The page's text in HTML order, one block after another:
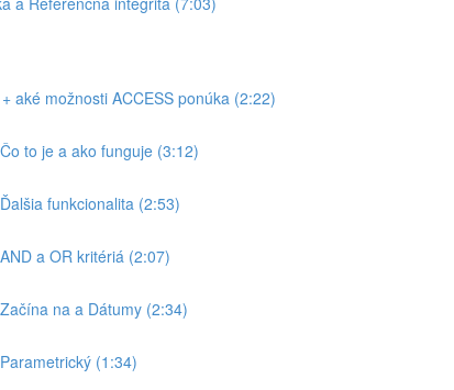
aké možnosti ACCESS ponúka (2:22)
to je a ako funguje (3:12)
funkcionalita (2:53)
a OR kritériá (2:07)
na a Dátumy (2:34)
(1:34)